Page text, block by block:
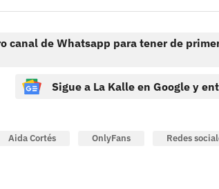
canal de Whatsapp para tener de
Sigue a La Kalle en Google y
Aida Cortés OnlyFans Redes